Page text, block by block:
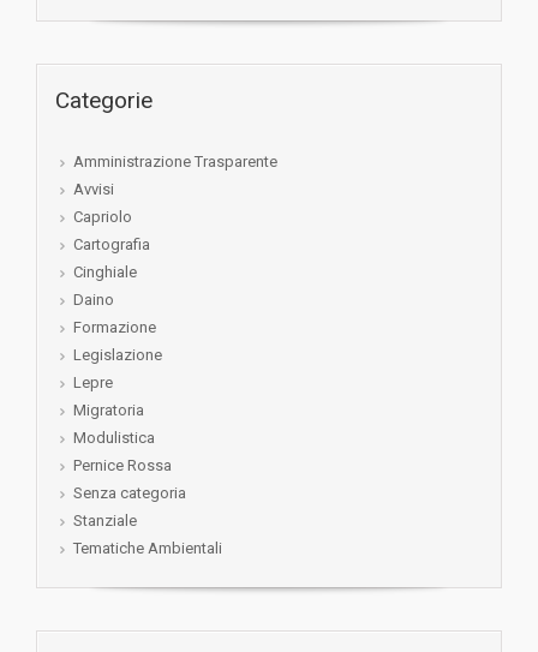
Categorie
Amministrazione Trasparente
Avvisi
Capriolo
Cartografia
Cinghiale
Daino
Formazione
Legislazione
Lepre
Migratoria
Modulistica
Pernice Rossa
Senza categoria
Stanziale
Tematiche Ambientali